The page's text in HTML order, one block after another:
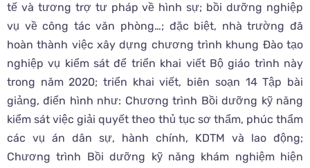
tế và tương trợ tư pháp về hình sự; bồi dưỡng nghiệp
vụ về công tác văn phòng…; đặc biệt, nhà trường đã
hoàn thành việc xây dựng chương trình khung Đào tạo
nghiệp vụ kiểm sát để triển khai viết Bộ giáo trình này
trong năm 2020; triển khai viết, biên soạn 14 Tập bài
giảng, điển hình như: Chương trình Bồi dưỡng kỹ năng
kiểm sát việc giải quyết theo thủ tục sơ thẩm, phúc thẩm
các vụ án dân sự, hành chính, KDTM và lao động;
Chương trình Bồi dưỡng kỹ năng khám nghiệm hiện